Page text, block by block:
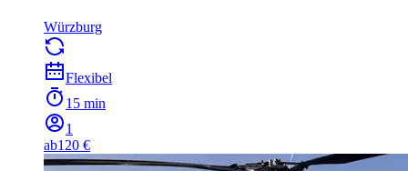
Würzburg
Flexibel
15 min
1
ab120 €